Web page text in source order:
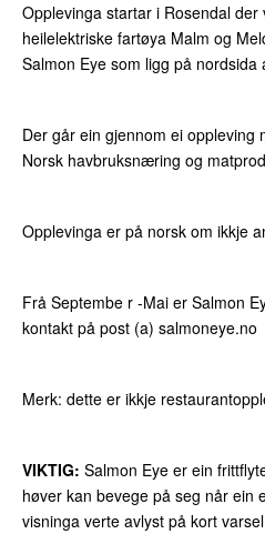
Opplevinga startar i Rosendal
heilelektriske fartøya Malm og
Salmon Eye som ligg på nordsida
Der går ein gjennom ei oppleving
Norsk havbruksnæring og
Opplevinga er på norsk om ikkje
Frå Septembe r -Mai er Salmon
kontakt på post (a) salmoneye.no
Merk: dette er ikkje
VIKTIG: Salmon Eye er ein
høver kan bevege på seg når ein
visninga verte avlyst på kort